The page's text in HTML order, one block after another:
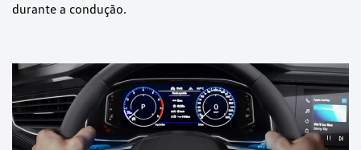
durante a condução.